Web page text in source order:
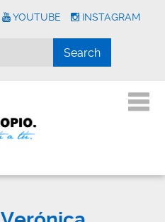
YOUTUBE INSTAGRAM